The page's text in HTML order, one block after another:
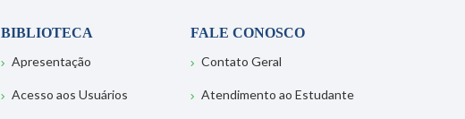
BIBLIOTECA
Apresentação
Acesso aos Usuários
FALE CONOSCO
Contato Geral
Atendimento ao Estudante